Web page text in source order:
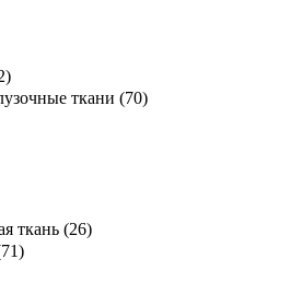
)
ткани (70)
ткань (26)
71)